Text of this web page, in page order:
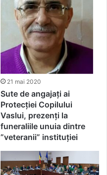
21 mai 2020
Sute de angajați ai
Protecției Copilului
Vaslui, prezenți la
funeraliile unuia dintre
”veteranii” instituției